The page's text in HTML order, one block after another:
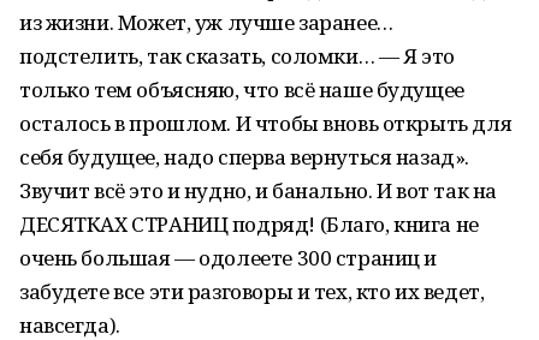
из жизни. Может, уж лучше заранее…
подстелить, так сказать, соломки… — Я это
только тем объясняю, что всё наше будущее
осталось в прошлом. И чтобы вновь открыть для
себя будущее, надо сперва вернуться назад».
Звучит всё это и нудно, и банально. И вот так на
ДЕСЯТКАХ СТРАНИЦ подряд! (Благо, книга не
очень большая — одолеете 300 страниц и
забудете все эти разговоры и тех, кто их ведет,
навсегда).